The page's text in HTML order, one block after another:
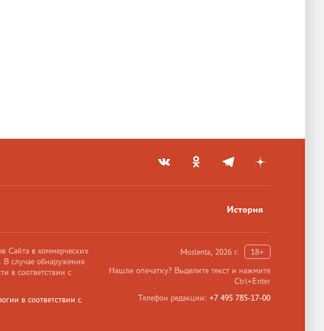
История
Moslenta, 2026 г.
18+
Нашли опечатку? Выделите текст и нажмите
Ctrl+Enter
Телефон редакции: +7 495 785-17-00
Сайта в коммерческих
В случае обнаружения
в соответствии с
в соответствии с